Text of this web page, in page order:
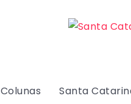
Colunas Santa